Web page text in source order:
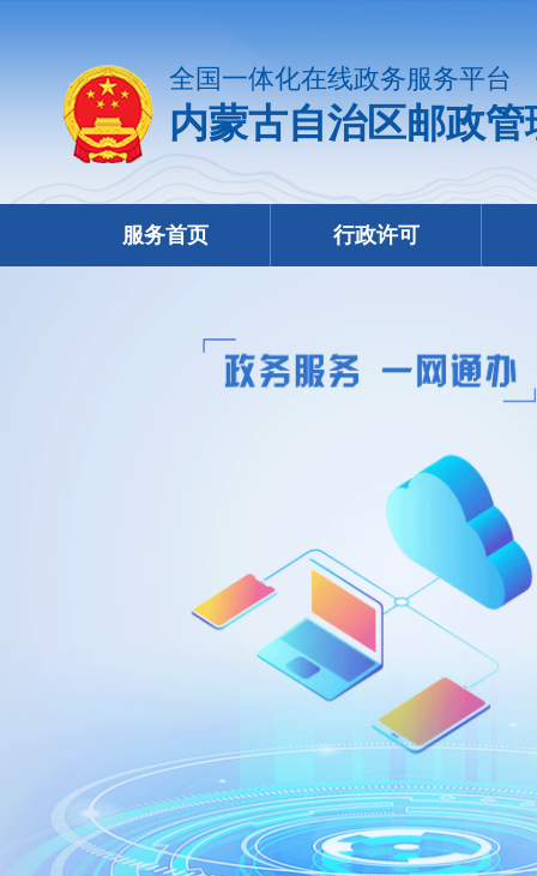
全国一体化在线政务服务平台
内蒙古自治区邮政
服务首页 行政许可